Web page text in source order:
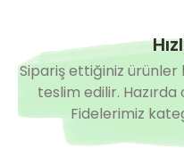
Sipariş ettiğiniz ürünler
teslim edilir.
Fidelerimiz